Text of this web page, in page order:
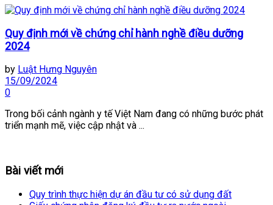
Quy định mới về chứng chỉ hành nghề điều dưỡng
2024
by Luật Hưng Nguyên
15/09/2024
0
Trong bối cảnh ngành y tế Việt Nam đang có những bước phát
triển mạnh mẽ, việc cập nhật và ...
Bài viết mới
Quy trình thực hiện dự án đầu tư có sử dụng đất